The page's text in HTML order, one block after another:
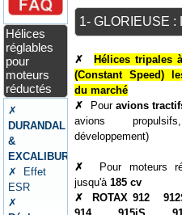
Hélices
réglables
pour
moteurs
réductés
✗
DURANDAL
&
EXCALIBUR
✗ Effet
ESR
✗
1- GLORIEUSE :
✗
Hélices tripales
(Constant Speed)
du marché
✗
Pour avions
avions
développement)
✗
Pour moteurs
jusqu'à185 cv
✗
ROTAX 912